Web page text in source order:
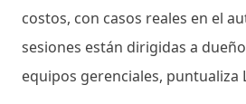
costos, con casos reales en el
sesiones están dirigidas a
equipos gerenciales, puntualiza